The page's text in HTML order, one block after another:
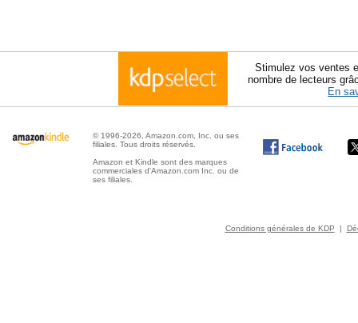
Stimulez vos ventes
nombre de lecteurs
En
© 1996-2026, Amazon.com, Inc. ou ses
filiales. Tous droits réservés.
Amazon et Kindle sont des marques
commerciales d'Amazon.com Inc. ou de
ses filiales.
Conditions générales de KDP |